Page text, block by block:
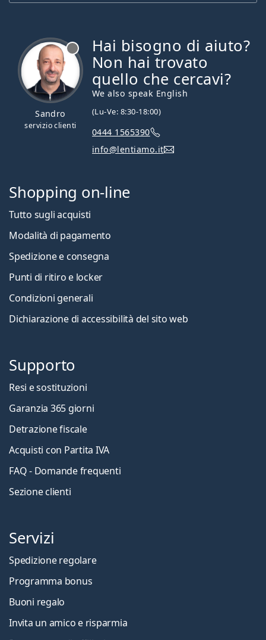
Sandro
servizio clienti
Hai bisogno di aiuto?
Non hai trovato
quello che cercavi?
We also speak English
(Lu-Ve: 8:30-18:00)
0444 1565390
info@lentiamo.it
Shopping on-line
Tutto sugli acquisti
Modalità di pagamento
Spedizione e consegna
Punti di ritiro e locker
Condizioni generali
Dichiarazione di accessibilità del sito web
Supporto
Resi e sostituzioni
Garanzia 365 giorni
Detrazione fiscale
Acquisti con Partita IVA
FAQ - Domande frequenti
Sezione clienti
Servizi
Spedizione regolare
Programma bonus
Buoni regalo
Invita un amico e risparmia